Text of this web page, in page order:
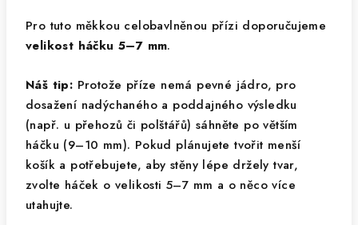
Pro tuto měkkou celobavlněnou přízi doporučujeme
velikost háčku 5–7 mm.
Náš tip: Protože příze nemá pevné jádro, pro
dosažení nadýchaného a poddajného výsledku
(např. u přehozů či polštářů) sáhněte po větším
háčku (9–10 mm). Pokud plánujete tvořit menší
košík a potřebujete, aby stěny lépe držely tvar,
zvolte háček o velikosti 5–7 mm a o něco více
utahujte.